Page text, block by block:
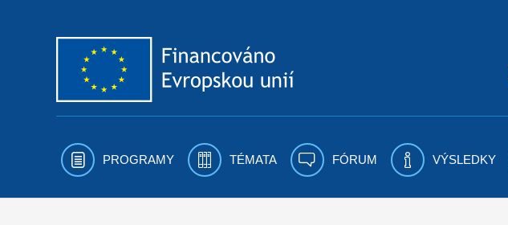
PROGRAMY TÉMATA FÓRUM VÝSLEDKY